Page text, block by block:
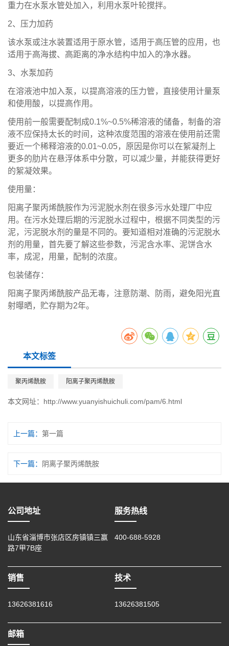
重力在水泵水管处加入，利用水泵叶轮搅拌。
2、压力加药
该水泵或注水装置适用于原水管，适用于高压管的应用，也
适用于高海拔、高距离的净水结构中加入的净水器。
3、水泵加药
在溶液池中加入泵，以提高溶液的压力管，直接使用计量泵
和使用酸，以提高作用。
使用前一般需要配制成0.1%~0.5%稀溶液的储备，制备的溶
液不应保持太长的时间，这种浓度范围的溶液在使用前还需
要近一个稀释溶液的0.01~0.05，原因是你可以在絮凝剂上
更多的肋片在悬浮体系中分散，可以减少量，并能获得更好
的絮凝效果。
使用量：
阳离子聚丙烯酰胺作为污泥脱水剂在很多污水处理厂中应
用。在污水处理后期的污泥脱水过程中，根据不同类型的污
泥，污泥脱水剂的量是不同的。要知道相对准确的污泥脱水
剂的用量，首先要了解这些参数，污泥含水率、泥饼含水
率，成泥，用量，配制的浓度。
包装储存：
阳离子聚丙烯酰胺产品无毒，注意防潮、防雨，避免阳光直
射曝晒，贮存期为2年。
本文标签
聚丙烯酰胺 阳离子聚丙烯酰胺
本文网址： http://www.yuanyishuichuli.com/pam/6.html
上一篇： 第一篇
下一篇： 阴离子聚丙烯酰胺
公司地址
山东省淄博市张店区房镇镇三赢
路7甲7B座
服务热线
400-688-5928
销售
13626381616
技术
13626381505
邮箱